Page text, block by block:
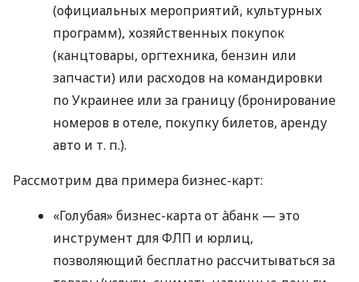
(официальных мероприятий, культурных
программ), хозяйственных покупок
(канцтовары, оргтехника, бензин или
запчасти) или расходов на командировки
по Украинее или за границу (бронирование
номеров в отеле, покупку билетов, аренду
авто и т. п.).
Рассмотрим два примера бизнес-карт:
«Голубая» бизнес-карта от àбанк — это
инструмент для ФЛП и юрлиц,
позволяющий бесплатно рассчитываться за